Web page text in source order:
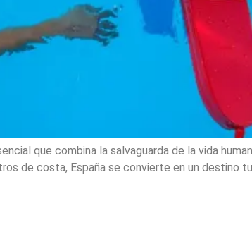
que combina la salvaguarda de la vida
de costa, España se convierte en un destino